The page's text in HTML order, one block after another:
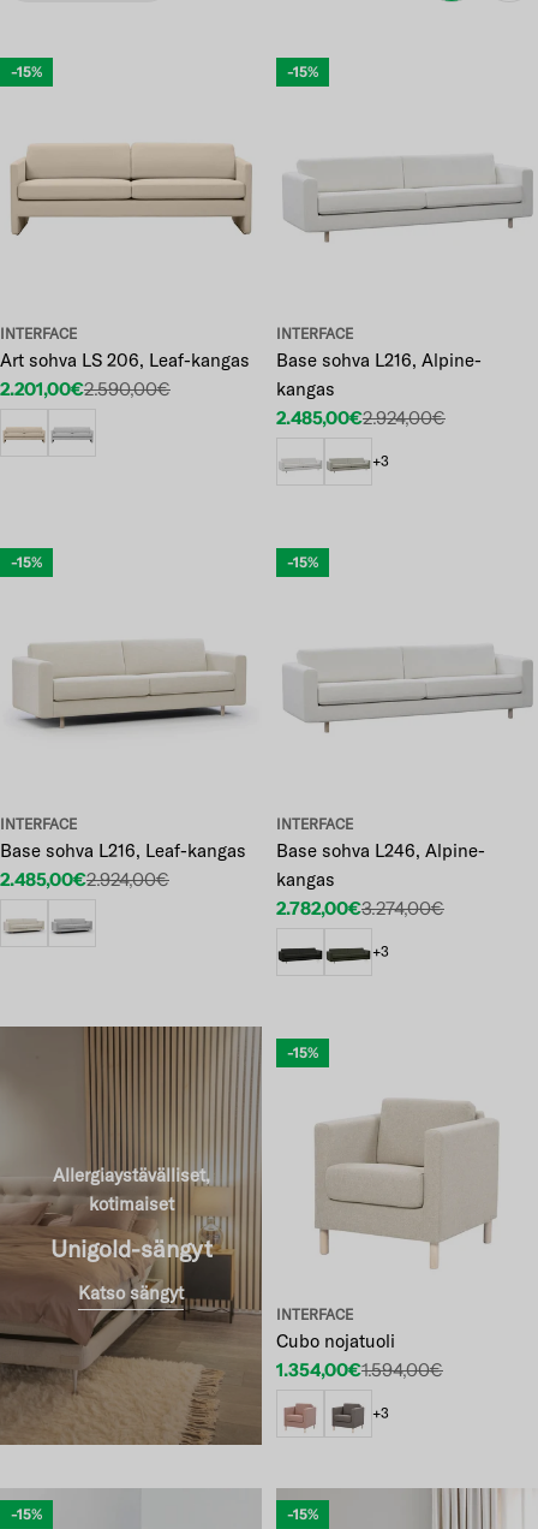
-15%
INTERFACE
Art sohva LS 206, Leaf-kangas
Etuhinta
2.201,00€
Normaalihinta2.590,00€
-15%
INTERFACE
Base sohva L216, Alpine-
kangas
Etuhinta
2.485,00€
Normaalihinta2.924,00€
+3
-15%
INTERFACE
Base sohva L216, Leaf-kangas
Etuhinta
2.485,00€
Normaalihinta2.924,00€
-15%
INTERFACE
Base sohva L246, Alpine-
kangas
Etuhinta
2.782,00€
Normaalihinta3.274,00€
+3
Allergiaystävälliset,
kotimaiset
Unigold-sängyt
Katso sängyt
-15%
INTERFACE
Cubo nojatuoli
Etuhinta
1.354,00€
Normaalihinta1.594,00€
+3
-15% -15%